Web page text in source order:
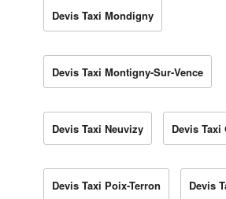
Devis Taxi Mondigny
Devis Taxi Montigny-Sur-Vence
Devis Taxi Neuvizy Devis Taxi
Devis Taxi Poix-Terron Devis